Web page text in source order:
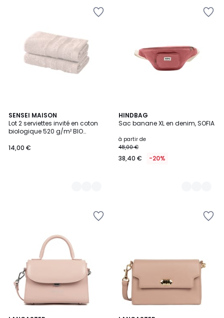
SENSEI MAISON
Lot 2 serviettes invité en coton
biologique 520 g/m² BIO
14,00 €
9
Couleurs
HINDBAG
Sac banane XL en denim, SOFIA
à partir de
48,00 €
38,40 € -20%
16
Couleurs